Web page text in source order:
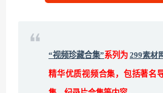
“视频珍藏合集”系列为 299素材
精华优质视频合集，包括著名